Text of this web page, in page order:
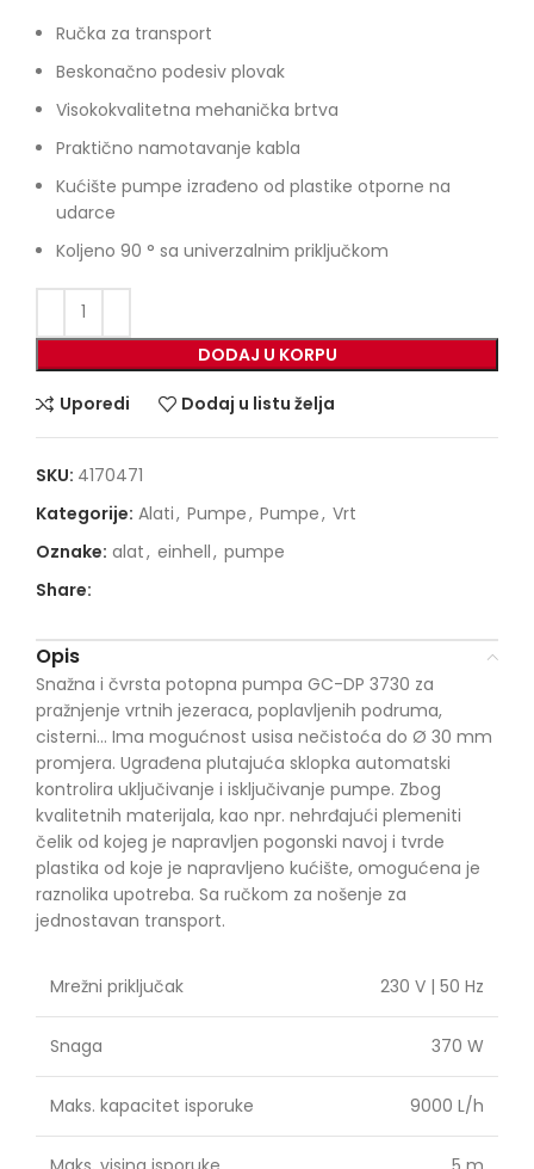
Ručka za transport
Beskonačno podesiv plovak
Visokokvalitetna mehanička brtva
Praktično namotavanje kabla
Kućište pumpe izrađeno od plastike otporne na
udarce
Koljeno 90 ° sa univerzalnim priključkom
DODAJ U KORPU
Uporedi Dodaj u listu želja
SKU: 4170471
Kategorije: Alati, Pumpe, Pumpe, Vrt
Oznake: alat, einhell, pumpe
Share:
Opis
Snažna i čvrsta potopna pumpa GC-DP 3730 za
pražnjenje vrtnih jezeraca, poplavljenih podruma,
cisterni… Ima mogućnost usisa nečistoća do Ø 30 mm
promjera. Ugrađena plutajuća sklopka automatski
kontrolira uključivanje i isključivanje pumpe. Zbog
kvalitetnih materijala, kao npr. nehrđajući plemeniti
čelik od kojeg je napravljen pogonski navoj i tvrde
plastika od koje je napravljeno kućište, omogućena je
raznolika upotreba. Sa ručkom za nošenje za
jednostavan transport.
Mrežni priključak 230 V | 50 Hz
Snaga 370 W
Maks. kapacitet isporuke 9000 L/h